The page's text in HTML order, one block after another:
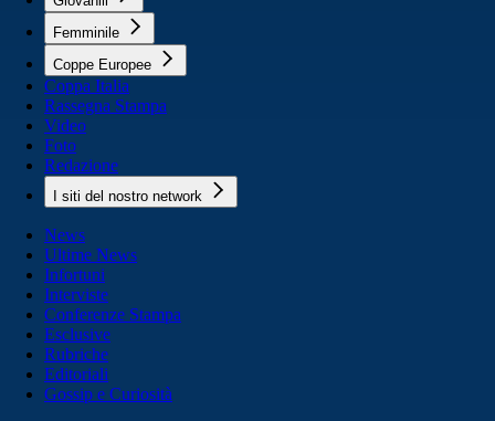
Femminile
Coppe Europee
Coppa Italia
Rassegna Stampa
Video
Foto
Redazione
I siti del nostro network
News
Ultime News
Infortuni
Interviste
Conferenze Stampa
Esclusive
Rubriche
Editoriali
Gossip e Curiosità